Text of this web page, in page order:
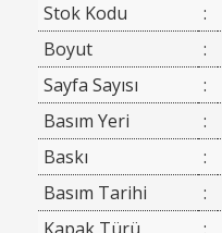
Stok Kodu :
Boyut
:
Sayfa Sayısı
:
Basım Yeri
:
Baskı
:
Basım Tarihi
: